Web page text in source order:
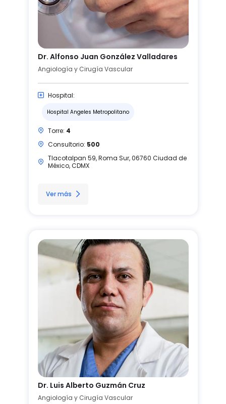
Dr. Alfonso Juan González Valladares
Angiología y Cirugía Vascular
Hospital:
Hospital Angeles Metropolitano
Torre: 4
Consultorio: 500
Tlacotalpan 59, Roma Sur, 06760 Ciudad de
México, CDMX
Ver más
Dr. Luis Alberto Guzmán Cruz
Angiología y Cirugía Vascular